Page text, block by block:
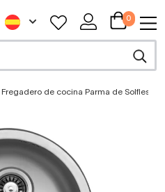
0
Fregadero de cocina Parma de Solfless